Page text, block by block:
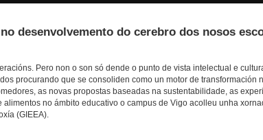
desenvolvemento do cerebro dos nosos
Pero non o son só dende o punto de vista intelectual e
procurando que se consoliden como un motor de transformación
as novas propostas baseadas na sustentabilidade, as
no ámbito educativo o campus de Vigo acolleu unha
(GIEEA).